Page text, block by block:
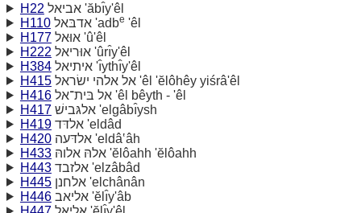
H22
אביאל 'ăbı̂y'êl
H110
אדבּאל 'adbe 'êl
H177
אוּאל 'û'êl
H222
אוּריאל 'ûrı̂y'êl
H384
איתיאל 'ı̂ythı̂y'êl
H415
אל אלהי ישׂראל 'êl 'ĕlôhêy yiśrâ'êl
H416
אל בּית־אל 'êl bêyth - 'êl
H417
אלגּבישׁ 'elgâbı̂ysh
H419
אלדּד 'eldâd
H420
אלדּעה 'eldâ‛âh
H433
אלהּ אלוהּ 'ĕlôahh 'ĕlôahh
H443
אלזבד 'elzâbâd
H445
אלחנן 'elchânân
H446
אליאב 'ĕlı̂y'âb